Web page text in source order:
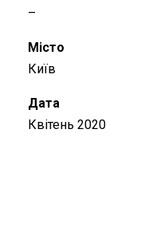
–
Місто
Київ
Дата
Квітень 2020